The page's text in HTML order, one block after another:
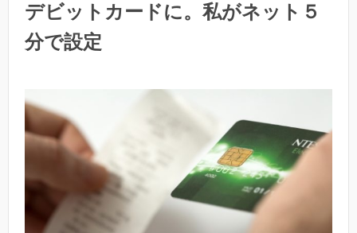
デビットカードに。私がネット５
分で設定